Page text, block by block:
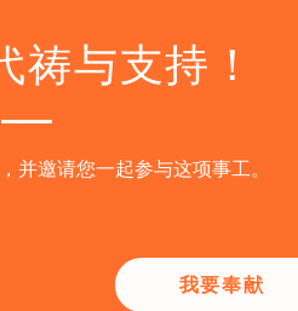
祷与支持！
并邀请您一起参与这项事工。
我要奉献